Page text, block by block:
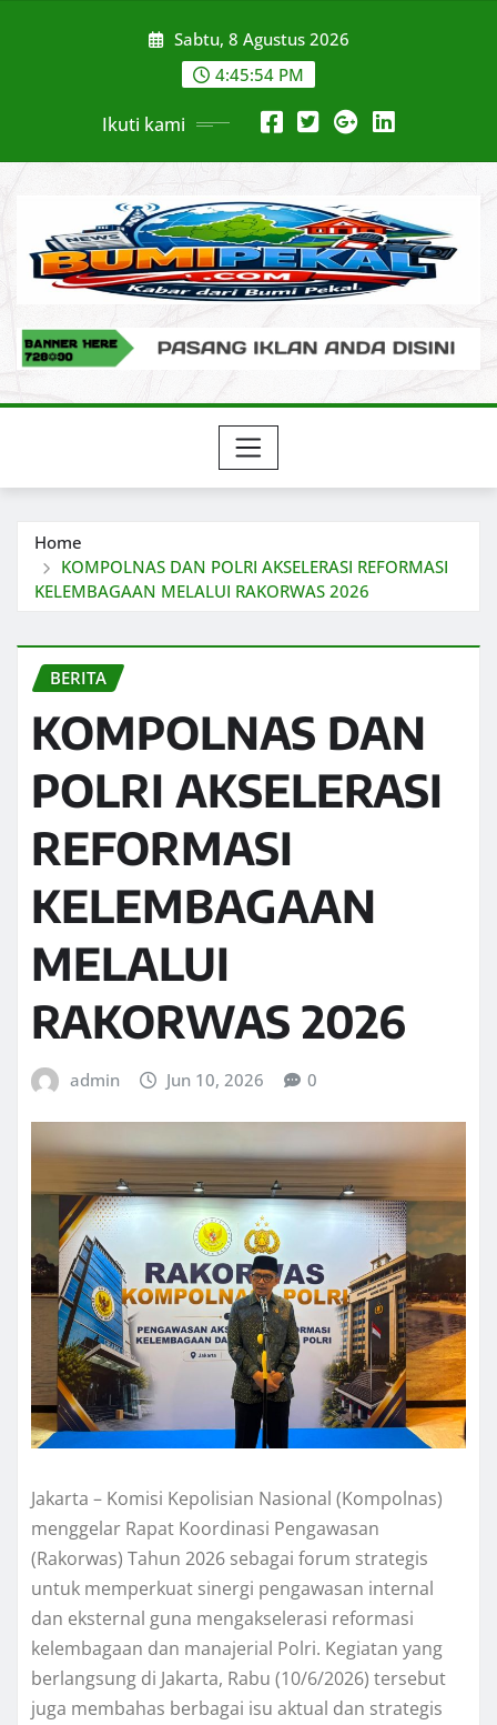
Sabtu, 8 Agustus 2026
4:45:55 PM
Ikuti kami
Home
KOMPOLNAS DAN POLRI AKSELERASI REFORMASI
KELEMBAGAAN MELALUI RAKORWAS 2026
BERITA
KOMPOLNAS DAN
POLRI AKSELERASI
REFORMASI
KELEMBAGAAN
MELALUI
RAKORWAS 2026
admin Jun 10, 2026 0
Jakarta – Komisi Kepolisian Nasional (Kompolnas)
menggelar Rapat Koordinasi Pengawasan
(Rakorwas) Tahun 2026 sebagai forum strategis
untuk memperkuat sinergi pengawasan internal
dan eksternal guna mengakselerasi reformasi
kelembagaan dan manajerial Polri. Kegiatan yang
berlangsung di Jakarta, Rabu (10/6/2026) tersebut
juga membahas berbagai isu aktual dan strategis